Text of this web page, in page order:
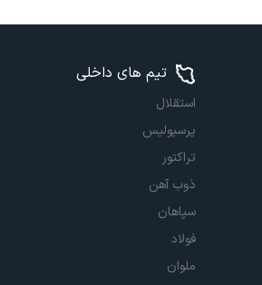
تیم های داخلی
استقلال
پرسپولیس
تراکتور
ذوب آهن
سپاهان
فولاد
ملوان